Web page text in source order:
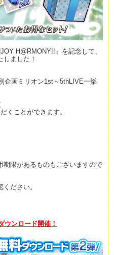
H@RMONY!!』を記念して、
ました！
企画ミリオン1st～5thLIVE一挙
くことができます。
限があるものもございますので
ださい。
ウンロード開催！